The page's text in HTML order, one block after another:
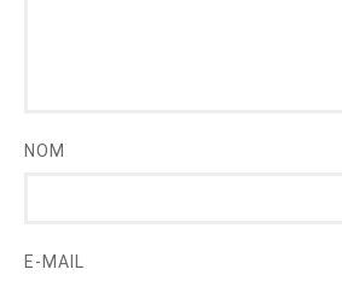
NOM
E-MAIL